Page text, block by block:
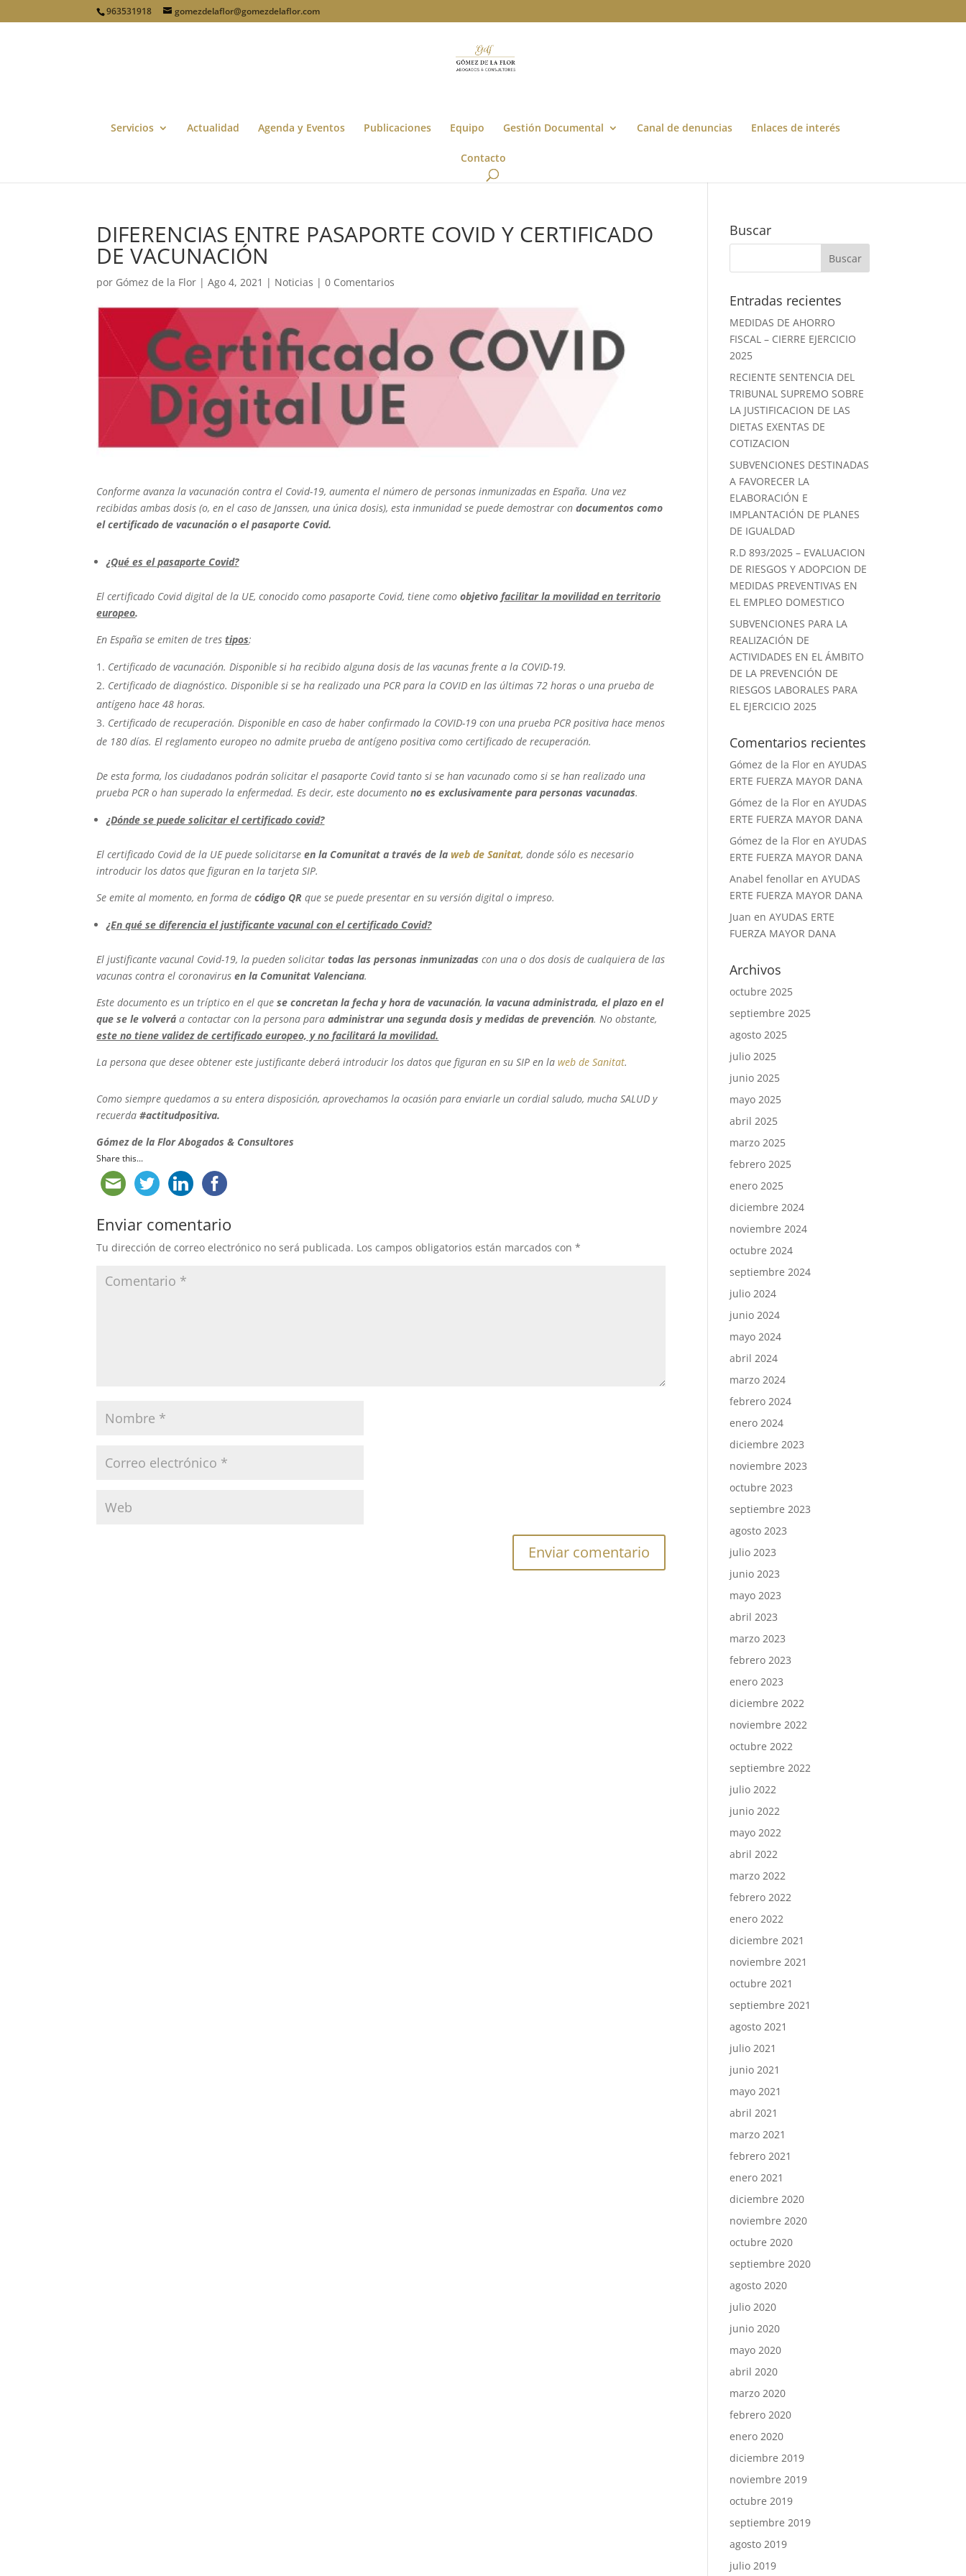
963531918 gomezdelaflor@gomezdelaflor.com
Servicios Actualidad Agenda y Eventos Publicaciones Equipo Gestión Documental Canal de denuncias Enlaces de interés
Contacto
DIFERENCIAS ENTRE PASAPORTE COVID Y CERTIFICADO
DE VACUNACIÓN
por Gómez de la Flor |Ago 4, 2021 | Noticias |0 Comentarios
Conforme avanza la vacunación contra el Covid-19, aumenta el número de personas inmunizadas en España. Una vez
recibidas ambas dosis (o, en el caso de Janssen, una única dosis), esta inmunidad se puede demostrar condocumentos como
el certificado de vacunación o el pasaporte Covid.
¿Qué es el pasaporte Covid?
El certificado Covid digital de la UE, conocido como pasaporte Covid, tiene comoobjetivofacilitar la movilidad en territorio
europeo.
En España se emiten de trestipos:
Certificado de vacunación. Disponible si ha recibido alguna dosis de las vacunas frente a la COVID-19.
Certificado de diagnóstico. Disponible si se ha realizado una PCR para la COVID en las últimas 72 horas o una prueba de
antígeno hace 48 horas.
Certificado de recuperación. Disponible en caso de haber confirmado la COVID-19 con una prueba PCR positiva hace menos
de 180 días. El reglamento europeo no admite prueba de antígeno positiva como certificado de recuperación.
De esta forma, los ciudadanos podrán solicitar el pasaporte Covid tanto si se han vacunado como si se han realizado una
prueba PCR o han superado la enfermedad. Es decir, este documentono es exclusivamente para personas vacunadas.
¿Dónde se puede solicitar el certificado covid?
El certificado Covid de la UE puede solicitarseen la Comunitat a través de la web de Sanitat, donde sólo es necesario
introducir los datos que figuran en la tarjeta SIP.
Se emite al momento, en forma decódigo QR que se puede presentar en su versión digital o impreso.
¿En qué se diferencia el justificante vacunal con el certificado Covid?
El justificante vacunal Covid-19, la pueden solicitartodas las personas inmunizadas con una o dos dosis de cualquiera de las
vacunas contra el coronavirusen la Comunitat Valenciana.
Este documento es un tríptico en el quese concretan la fecha y hora de vacunación,la vacuna administrada, el plazo en el
que se le volverá a contactar con la persona paraadministrar una segunda dosis y medidas de prevención. No obstante,
este no tiene validez de certificado europeo, y no facilitará la movilidad.
La persona que desee obtener este justificante deberá introducir los datos que figuran en su SIP en laweb de Sanitat.
Como siempre quedamos a su entera disposición, aprovechamos la ocasión para enviarle un cordial saludo, mucha SALUD y
recuerda#actitudpositiva.
Gómez de la Flor Abogados & Consultores
Share this...
Enviar comentario
Tu dirección de correo electrónico no será publicada. Los campos obligatorios están marcados con*
Buscar
Entradas recientes
MEDIDAS DE AHORRO
FISCAL – CIERRE EJERCICIO
2025
RECIENTE SENTENCIA DEL
TRIBUNAL SUPREMO SOBRE
LA JUSTIFICACION DE LAS
DIETAS EXENTAS DE
COTIZACION
SUBVENCIONES DESTINADAS
A FAVORECER LA
ELABORACIÓN E
IMPLANTACIÓN DE PLANES
DE IGUALDAD
R.D 893/2025 – EVALUACION
DE RIESGOS Y ADOPCION DE
MEDIDAS PREVENTIVAS EN
EL EMPLEO DOMESTICO
SUBVENCIONES PARA LA
REALIZACIÓN DE
ACTIVIDADES EN EL ÁMBITO
DE LA PREVENCIÓN DE
RIESGOS LABORALES PARA
EL EJERCICIO 2025
Comentarios recientes
Gómez de la Flor enAYUDAS
ERTE FUERZA MAYOR DANA
Gómez de la Flor enAYUDAS
ERTE FUERZA MAYOR DANA
Gómez de la Flor enAYUDAS
ERTE FUERZA MAYOR DANA
Anabel fenollar enAYUDAS
ERTE FUERZA MAYOR DANA
Juan enAYUDAS ERTE
FUERZA MAYOR DANA
Archivos
octubre 2025
septiembre 2025
agosto 2025
julio 2025
junio 2025
mayo 2025
abril 2025
marzo 2025
febrero 2025
enero 2025
diciembre 2024
noviembre 2024
octubre 2024
septiembre 2024
julio 2024
junio 2024
mayo 2024
abril 2024
marzo 2024
febrero 2024
enero 2024
diciembre 2023
noviembre 2023
octubre 2023
septiembre 2023
agosto 2023
julio 2023
junio 2023
mayo 2023
abril 2023
marzo 2023
febrero 2023
enero 2023
diciembre 2022
noviembre 2022
octubre 2022
septiembre 2022
julio 2022
junio 2022
mayo 2022
abril 2022
marzo 2022
febrero 2022
enero 2022
diciembre 2021
noviembre 2021
octubre 2021
septiembre 2021
agosto 2021
julio 2021
junio 2021
mayo 2021
abril 2021
marzo 2021
febrero 2021
enero 2021
diciembre 2020
noviembre 2020
octubre 2020
septiembre 2020
agosto 2020
julio 2020
junio 2020
mayo 2020
abril 2020
marzo 2020
febrero 2020
enero 2020
diciembre 2019
noviembre 2019
octubre 2019
septiembre 2019
agosto 2019
julio 2019